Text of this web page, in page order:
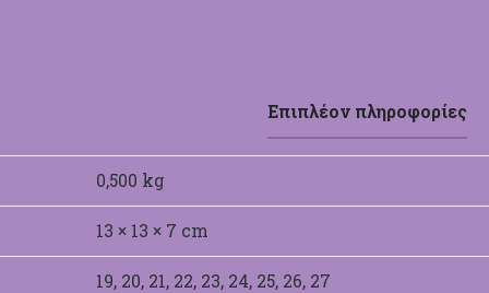
Επιπλέον πληροφορίες
0,500 kg
13 × 13 × 7 cm
19, 20, 21, 22, 23, 24, 25, 26, 27